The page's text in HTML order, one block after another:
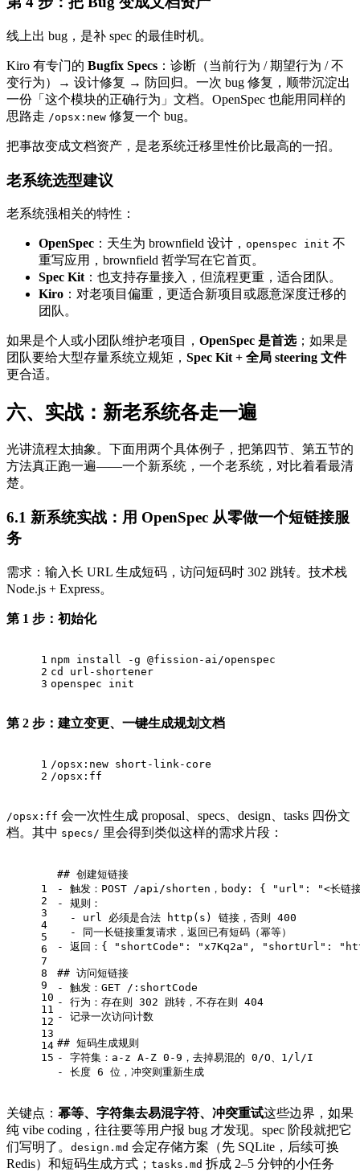
线上出 bug，是补 spec 的最佳时机。
Kiro 有专门的 Bugfix Specs ：诊断（当前行为 / 期望行为 / 不
变行为）→ 设计修复 → 防回归。一次 bug 修复，顺带沉淀出
一份「这个模块的正确行为」文档。OpenSpec 也能用同样的
思路走 /opsx:new 修复一个 bug。
把事故变成文档资产，是老系统迁移里性价比最高的一招。
老系统选型建议
老系统强相关的特性：
OpenSpec ：天生为 brownfield 设计， openspec init 不
重写应用，brownfield 哲学写在它首页。
Spec Kit：也支持存量接入，但流程更重，适合团队。
Kiro ：对老项目偏重，更适合新项目或愿意深度迁移的
团队。
如果是个人或小团队维护老项目， OpenSpec 是首选；如果是
团队要给大型存量系统立规矩， Spec Kit + 全局 steering 文件
更合适。
六、实战：新老系统各走一遍
光讲流程太抽象。下面用两个具体例子，把第四节、第五节的
方法真正跑一遍——一个新系统，一个老系统，对比着看最清
楚。
6.1 新系统实战：用 OpenSpec 从零做一个短链接服
务
需求：输入长 URL 生成短码，访问短码时 302 跳转。技术栈
Node.js + Express。
第 1 步：初始化
1
2
3
npm install -g @fission-ai/openspec
cd
url-shortener
openspec init
第 2 步：建立变更、一键生成规划文档
1
2
/opsx:new short-link-core
/opsx:ff
/opsx:ff 会一次性生成 proposal、specs、design、tasks 四份文
档。其中 specs/ 里会得到类似这样的需求片段：
1
2
3
4
5
6
7
8
9
10
11
12
13
14
15
## 创建短链接
- 触发：POST /api/shorten，body: { "url": "<长链
- 规则：
  - url 必须是合法 http(s) 链接，否则 400
  - 同一长链接重复请求，返回已有短码（幂等）
- 返回：{ "shortCode": "x7Kq2a", "shortUrl":
## 访问短链接
- 触发：GET /:shortCode
- 行为：存在则 302 跳转，不存在则 404
- 记录一次访问计数
## 短码生成规则
- 字符集：a-z A-Z 0-9，去掉易混的 0/O、1/l/I
- 长度 6 位，冲突则重新生成
关键点： 幂等、字符集去易混字符、冲突重试这些边界，如果
纯 vibe coding，往往要等用户报 bug 才发现。spec 阶段就把它
们写明了。 design.md 会定存储方案（先 SQLite，后续可换
Redis）和短码生成方式； tasks.md 拆成 2–5 分钟的小任务